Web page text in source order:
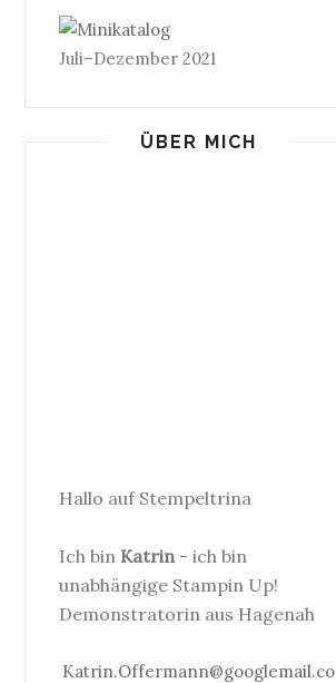
Juli–Dezember 2021
ÜBER MICH
Hallo auf Stempeltrina
Ich bin Katrin- ich bin
unabhängige Stampin Up!
Demonstratorin aus Hagenah
Katrin.Offermann@googlemail.co